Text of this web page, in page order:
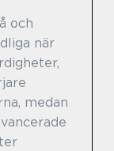
och
när
medan